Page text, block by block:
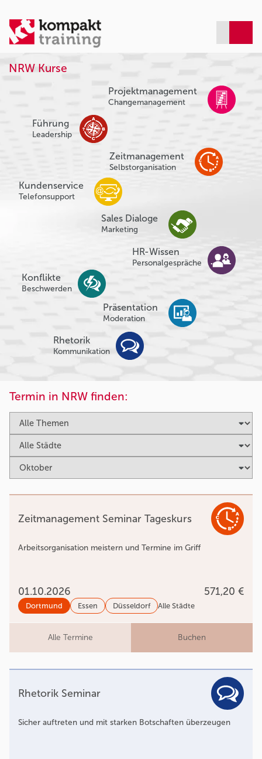
NRW Kurse
Projektmanagement
Changemanagement
Führung
Leadership
Zeitmanagement
Selbstorganisation
Kundenservice
Telefonsupport
Sales Dialoge
Marketing
Konflikte
Beschwerden
HR-Wissen
Personalgespräche
Präsentation
Moderation
Rhetorik
Kommunikation
Termin in NRW finden:
Zeitmanagement Seminar Tageskurs
Arbeitsorganisation meistern und Termine im Griff
01.10.2026 571,20 €
Dortmund Essen Düsseldorf Alle Städte
Alle Termine Buchen
Rhetorik Seminar
Sicher auftreten und mit starken Botschaften überzeugen